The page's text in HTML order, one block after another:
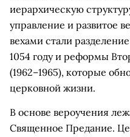
иерархическую
управление и развитое
вехами стали
1054 году и реформы
(1962–1965), которые
церковной жизни.
В основе вероучения
Священное Предание.